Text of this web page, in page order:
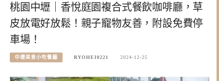
桃園中壢｜香悅庭園複合式餐飲咖啡廳，草
皮放電好放鬆！親子寵物友善，附設免費停
車場！
中壢美食小吃餐廳 RYOHEI0221 2024-12-25